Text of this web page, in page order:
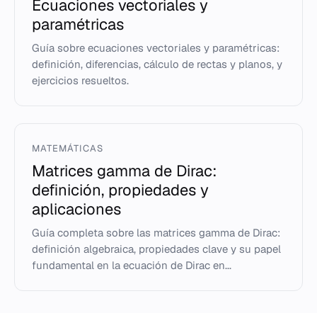
Ecuaciones vectoriales y
paramétricas
Guía sobre ecuaciones vectoriales y paramétricas:
definición, diferencias, cálculo de rectas y planos, y
ejercicios resueltos.
MATEMÁTICAS
Matrices gamma de Dirac:
definición, propiedades y
aplicaciones
Guía completa sobre las matrices gamma de Dirac:
definición algebraica, propiedades clave y su papel
fundamental en la ecuación de Dirac en...